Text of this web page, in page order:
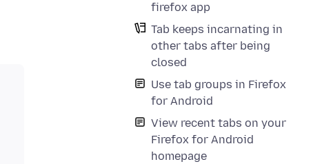
firefox app
Tab keeps incarnating in
other tabs after being
closed
Use tab groups in Firefox
for Android
View recent tabs on your
Firefox for Android
homepage